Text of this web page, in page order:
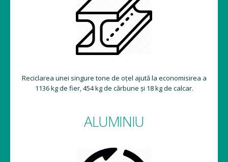
Reciclarea unei singure tone de oțel ajută la economisirea a
1136 kg de fier, 454 kg de cărbune și 18 kg de calcar.
ALUMINIU